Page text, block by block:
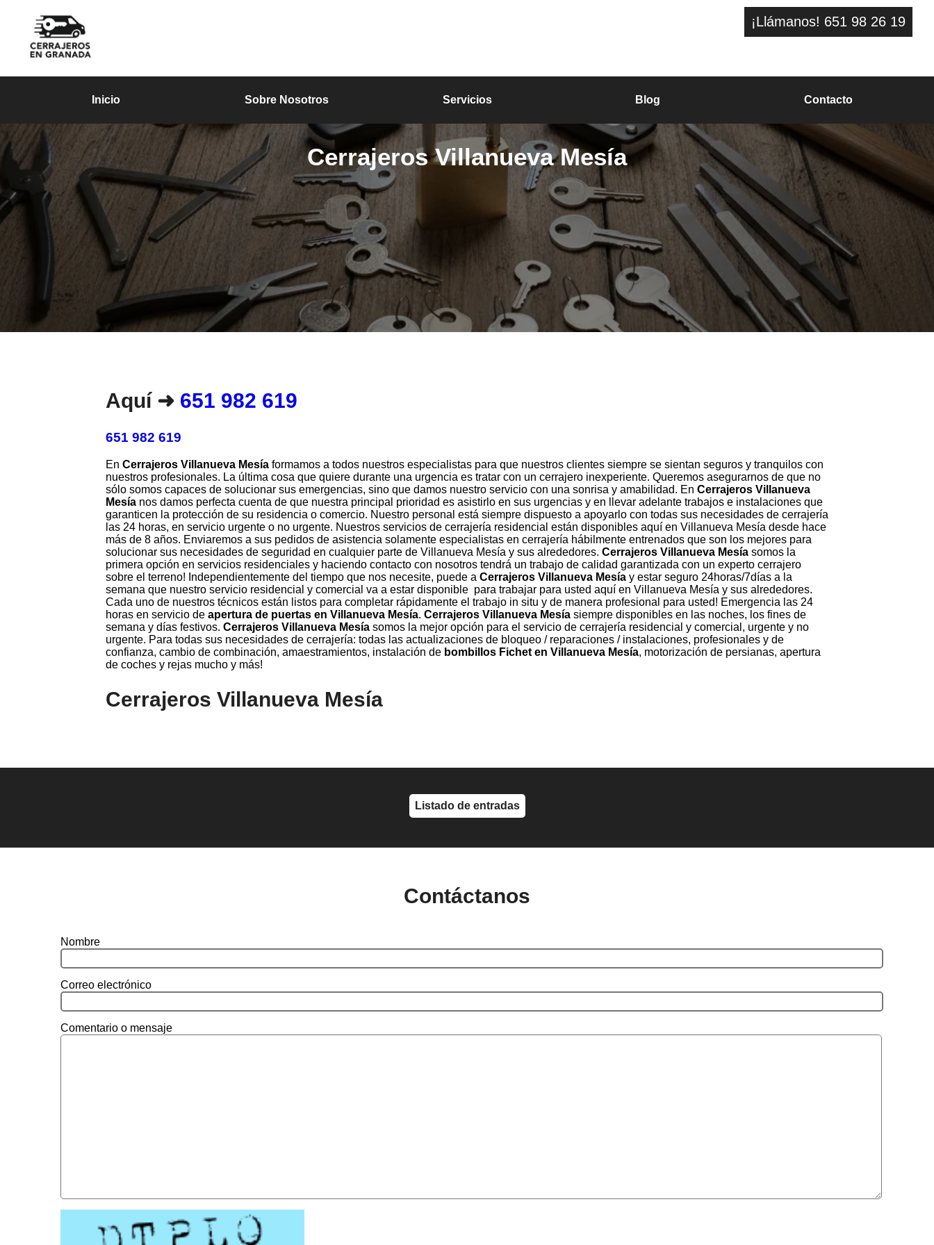
¡Llámanos! 651 98 26 19
Inicio Sobre Nosotros Servicios Blog Contacto
Cerrajeros Villanueva Mesía
Aquí ➜ 651 982 619
651 982 619
En Cerrajeros Villanueva Mesía formamos a todos nuestros especialistas para que nuestros clientes siempre se sientan seguros y tranquilos con
nuestros profesionales. La última cosa que quiere durante una urgencia es tratar con un cerrajero inexperiente. Queremos asegurarnos de que no
sólo somos capaces de solucionar sus emergencias, sino que damos nuestro servicio con una sonrisa y amabilidad. En Cerrajeros Villanueva
Mesía nos damos perfecta cuenta de que nuestra principal prioridad es asistirlo en sus urgencias y en llevar adelante trabajos e instalaciones que
garanticen la protección de su residencia o comercio. Nuestro personal está siempre dispuesto a apoyarlo con todas sus necesidades de cerrajería
las 24 horas, en servicio urgente o no urgente. Nuestros servicios de cerrajería residencial están disponibles aquí en Villanueva Mesía desde hace
más de 8 años. Enviaremos a sus pedidos de asistencia solamente especialistas en cerrajería hábilmente entrenados que son los mejores para
solucionar sus necesidades de seguridad en cualquier parte de Villanueva Mesía y sus alrededores. Cerrajeros Villanueva Mesía somos la
primera opción en servicios residenciales y haciendo contacto con nosotros tendrá un trabajo de calidad garantizada con un experto cerrajero
sobre el terreno! Independientemente del tiempo que nos necesite, puede a Cerrajeros Villanueva Mesía y estar seguro 24horas/7días a la
semana que nuestro servicio residencial y comercial va a estar disponible para trabajar para usted aquí en Villanueva Mesía y sus alrededores.
Cada uno de nuestros técnicos están listos para completar rápidamente el trabajo in situ y de manera profesional para usted! Emergencia las 24
horas en servicio de apertura de puertas en Villanueva Mesía. Cerrajeros Villanueva Mesía siempre disponibles en las noches, los fines de
semana y días festivos. Cerrajeros Villanueva Mesía somos la mejor opción para el servicio de cerrajería residencial y comercial, urgente y no
urgente. Para todas sus necesidades de cerrajería: todas las actualizaciones de bloqueo / reparaciones / instalaciones, profesionales y de
confianza, cambio de combinación, amaestramientos, instalación de bombillos Fichet en Villanueva Mesía, motorización de persianas, apertura
de coches y rejas mucho y más!
Cerrajeros Villanueva Mesía
Listado de entradas
Contáctanos
Nombre
Correo electrónico
Comentario o mensaje